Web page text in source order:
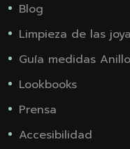
Blog
Limpieza de las
Guía medidas
Lookbooks
Prensa
Accesibilidad